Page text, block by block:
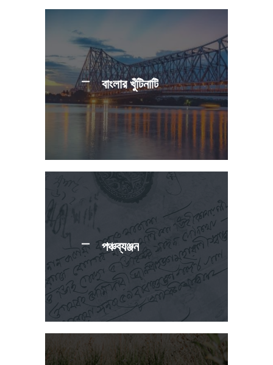
বাংলার খুঁটিনাটি
পঞ্চব্যঞ্জন